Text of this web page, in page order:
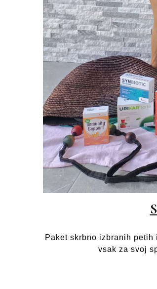
Paket skrbno izbranih
vsak za svoj